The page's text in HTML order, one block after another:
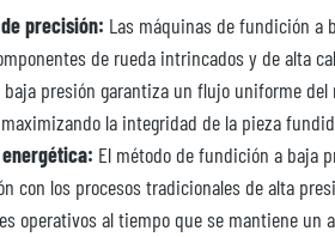
precisión: Las máquinas de fundición a
de rueda intrincados y de alta
baja presión garantiza un flujo uniforme
la integridad de la pieza
El método de fundición a baja
con los procesos tradicionales de alta
operativos al tiempo que se mantiene un